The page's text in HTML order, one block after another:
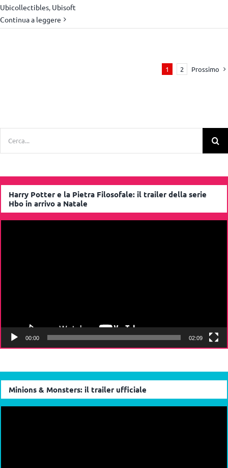
Ubicollectibles, Ubisoft
Continua a leggere
1 2 Prossimo
Harry Potter e la Pietra Filosofale: il trailer della serie
Hbo in arrivo a Natale
00:00 02:09
Minions & Monsters: il trailer ufficiale